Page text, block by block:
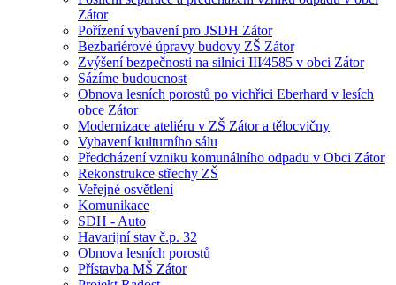
Zátor
Pořízení vybavení pro JSDH Zátor
Bezbariérové úpravy budovy ZŠ Zátor
Zvýšení bezpečnosti na silnici III⁄4585 v obci Zátor
Sázíme budoucnost
Obnova lesních porostů po vichřici Eberhard v lesích
obce Zátor
Modernizace ateliéru v ZŠ Zátor a tělocvičny
Vybavení kulturního sálu
Předcházení vzniku komunálního odpadu v Obci Zátor
Rekonstrukce střechy ZŠ
Veřejné osvětlení
Komunikace
SDH - Auto
Havarijní stav č.p. 32
Obnova lesních porostů
Přístavba MŠ Zátor